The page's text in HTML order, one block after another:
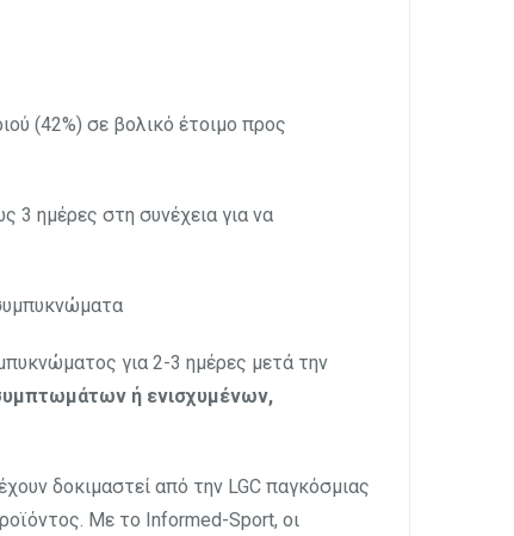
(42%) σε βολικό έτοιμο προς
3 ημέρες στη συνέχεια για να
για 2-3 ημέρες μετά την
ή ενισχυμένων,
δοκιμαστεί από την LGC παγκόσμιας
Με το Informed-Sport, οι